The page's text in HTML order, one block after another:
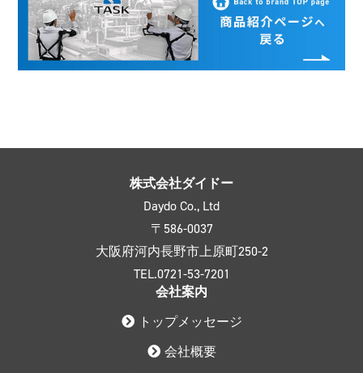
株式会社ダイドー
Daydo Co., Ltd
〒586-0037
大阪府河内長野市上原町250-2
TEL.0721-53-7201
会社案内
トップメッセージ
会社概要